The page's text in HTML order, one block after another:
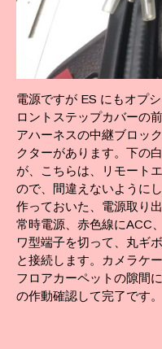
電源ですが ES にもオプ
ロントステップカバーの
アハーネスの中継ブロッ
クターがあります。下の
が、こちらは、リモート
ので、間違えないように
作っておいた、電源取り
常時電源、赤色線にACC
ワ型端子を切って、丸ギ
と接続します。カメラケ
フロアカーペットの隙間
の作動確認して完了です。